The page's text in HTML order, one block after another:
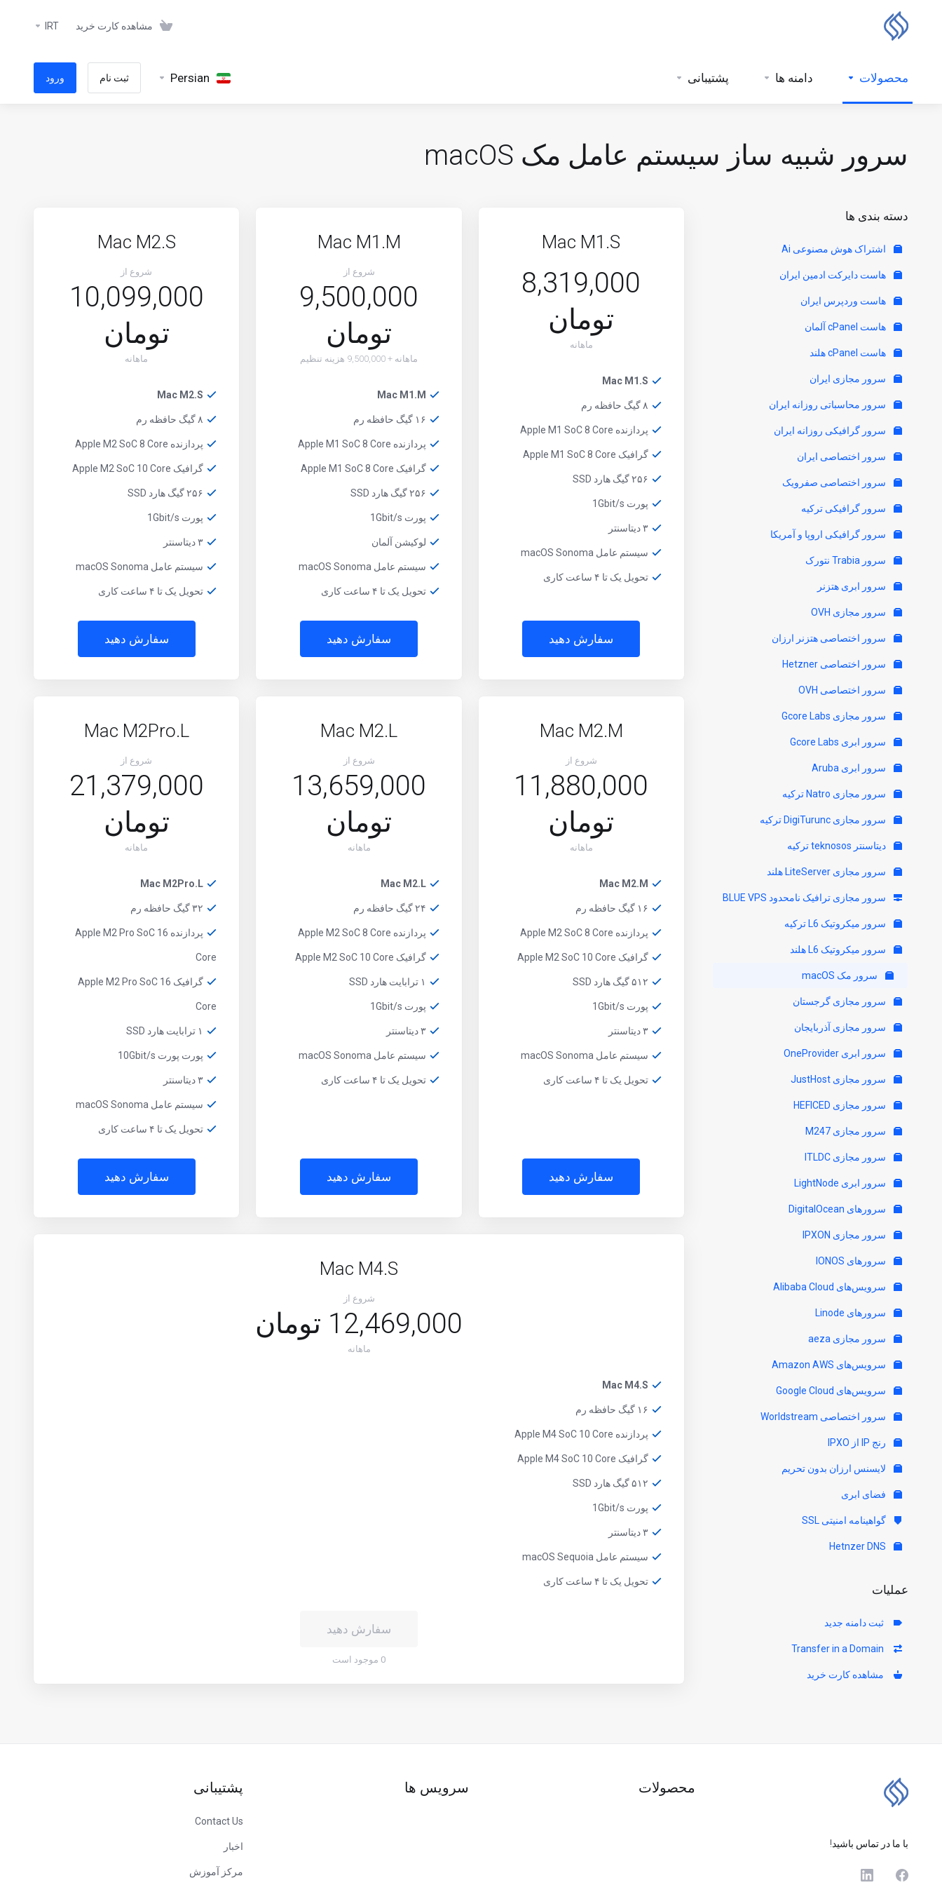
مشاهده کارت خرید IRT
محصولات دامنه ها پشتیبانی Persian ثبت نام ورود
سرور شبیه ساز سیستم عامل مک macOS
دسته بندی ها
اشتراک هوش مصنوعی Ai
هاست دایرکت ادمین ایران
هاست وردپرس ایران
هاست cPanel آلمان
هاست cPanel هلند
سرور مجازی ایران
سرور محاسباتی روزانه ایران
سرور گرافیکی روزانه ایران
سرور اختصاصی ایران
سرور اختصاصی صفرویک
سرور گرافیکی ترکیه
سرور گرافیکی اروپا و آمریکا
سرور Trabia نتورک
سرور ابری هتزنر
سرور مجازی OVH
سرور اختصاصی هتزنر ارزان
سرور اختصاصی Hetzner
سرور اختصاصی OVH
سرور مجازی Gcore Labs
سرور ابری Gcore Labs
سرور ابری Aruba
سرور مجازی Natro ترکیه
سرور مجازی DigiTurunc ترکیه
دیتاسنتر teknosos ترکیه
سرور مجازی LiteServer هلند
سرور مجازی ترافیک نامحدود BLUE VPS
سرور میکروتیک L6 ترکیه
سرور میکروتیک L6 هلند
سرور مک macOS
سرور مجازی گرجستان
سرور مجازی آذربایجان
سرور ابری OneProvider
سرور مجازی JustHost
سرور مجازی HEFICED
سرور مجازی M247
سرور مجازی ITLDC
سرور ابری LightNode
سرورهای DigitalOcean
سرور مجازی IPXON
سرورهای IONOS
سرویس‌های Alibaba Cloud
سرورهای Linode
سرور مجازی aeza
سرویس‌های Amazon AWS
سرویس‌های Google Cloud
سرور اختصاصی Worldstream
رنج IP از IPXO
لایسنس ارزان بدون تحریم
فضای ابری
گواهینامه امنیتی SSL
عملیات
ثبت دامنه جدید
مشاهده کارت خرید
Mac M1.S
8,319,000
تومان
ماهانه
Mac M1.S
۸ گیگ حافظه رم
پردازنده Apple M1 SoC 8 Core
گرافیک Apple M1 SoC 8 Core
۲۵۶ گیگ هارد SSD
پورت 1Gbit/s
۳ دیتاسنتر
سیستم عامل macOS Sonoma
تحویل یک تا ۴ ساعت کاری
سفارش دهید
Mac M1.M
شروع از
9,500,000
تومان
ماهانه + 9,500,000 هزینه تنظیم
Mac M1.M
۱۶ گیگ حافظه رم
پردازنده Apple M1 SoC 8 Core
گرافیک Apple M1 SoC 8 Core
۲۵۶ گیگ هارد SSD
پورت 1Gbit/s
لوکیشن آلمان
سیستم عامل macOS Sonoma
تحویل یک تا ۴ ساعت کاری
سفارش دهید
Mac M2.S
شروع از
10,099,000
تومان
ماهانه
Mac M2.S
۸ گیگ حافظه رم
پردازنده Apple M2 SoC 8 Core
گرافیک Apple M2 SoC 10 Core
۲۵۶ گیگ هارد SSD
پورت 1Gbit/s
۳ دیتاسنتر
سیستم عامل macOS Sonoma
تحویل یک تا ۴ ساعت کاری
سفارش دهید
Mac M2.M
شروع از
11,880,000
تومان
ماهانه
Mac M2.M
۱۶ گیگ حافظه رم
پردازنده Apple M2 SoC 8 Core
گرافیک Apple M2 SoC 10 Core
۵۱۲ گیگ هارد SSD
پورت 1Gbit/s
۳ دیتاسنتر
سیستم عامل macOS Sonoma
تحویل یک تا ۴ ساعت کاری
سفارش دهید
Mac M2.L
شروع از
13,659,000
تومان
ماهانه
Mac M2.L
۲۴ گیگ حافظه رم
پردازنده Apple M2 SoC 8 Core
گرافیک Apple M2 SoC 10 Core
۱ ترابایت هارد SSD
پورت 1Gbit/s
۳ دیتاسنتر
سیستم عامل macOS Sonoma
تحویل یک تا ۴ ساعت کاری
سفارش دهید
Mac M2Pro.L
شروع از
21,379,000
تومان
ماهانه
Mac M2Pro.L
۳۲ گیگ حافظه رم
پردازنده Apple M2 Pro SoC 16
Core
گرافیک Apple M2 Pro SoC 16
Core
۱ ترابایت هارد SSD
پورت پورت 10Gbit/s
۳ دیتاسنتر
سیستم عامل macOS Sonoma
تحویل یک تا ۴ ساعت کاری
سفارش دهید
Mac M4.S
شروع از
12,469,000 تومان
ماهانه
Mac M4.S
۱۶ گیگ حافظه رم
پردازنده Apple M4 SoC 10 Core
گرافیک Apple M4 SoC 10 Core
۵۱۲ گیگ هارد SSD
پورت 1Gbit/s
۳ دیتاسنتر
سیستم عامل macOS Sequoia
تحویل یک تا ۴ ساعت کاری
سفارش دهید
0 موجود است
با ما در تماس باشید!
محصولات سرویس ها پشتیبانی
Contact Us
اخبار
مرکز آموزش